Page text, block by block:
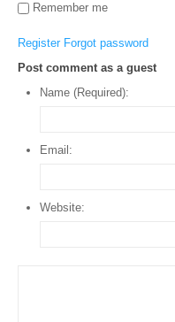
Remember me
Register Forgot password
Post comment as a guest
Name (Required):
Email:
Website: